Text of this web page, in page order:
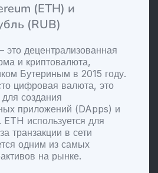
(ETH) и
(RUB)
это децентрализованная
и криптовалюта,
Бутериным в 2015 году.
цифровая валюта, это
создания
приложений (DApps) и
ETH используется для
транзакции в сети
одним из самых
на рынке.